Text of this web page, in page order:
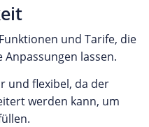
und Tarife, die
lassen.
und flexibel, da der
werden kann, um